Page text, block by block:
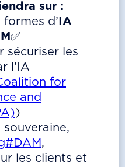
sur :
d’ IA
✅
sécuriser les
l’IA
for
and
)
souveraine,
,
les clients et